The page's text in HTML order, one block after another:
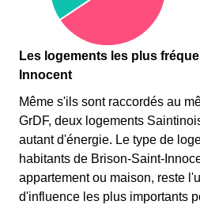
Les logements les plus
Innocent
Même s'ils sont raccordés au
GrDF, deux logements
autant d'énergie. Le type de
habitants de Brison-Saint-
appartement ou maison, reste
d'influence les plus importants